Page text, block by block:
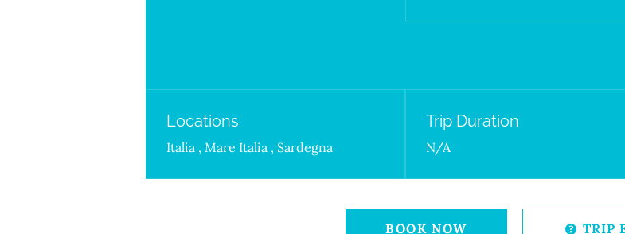
Locations
Italia, Mare Italia, Sardegna
Trip Duration
N/A
BOOK NOW TRIP